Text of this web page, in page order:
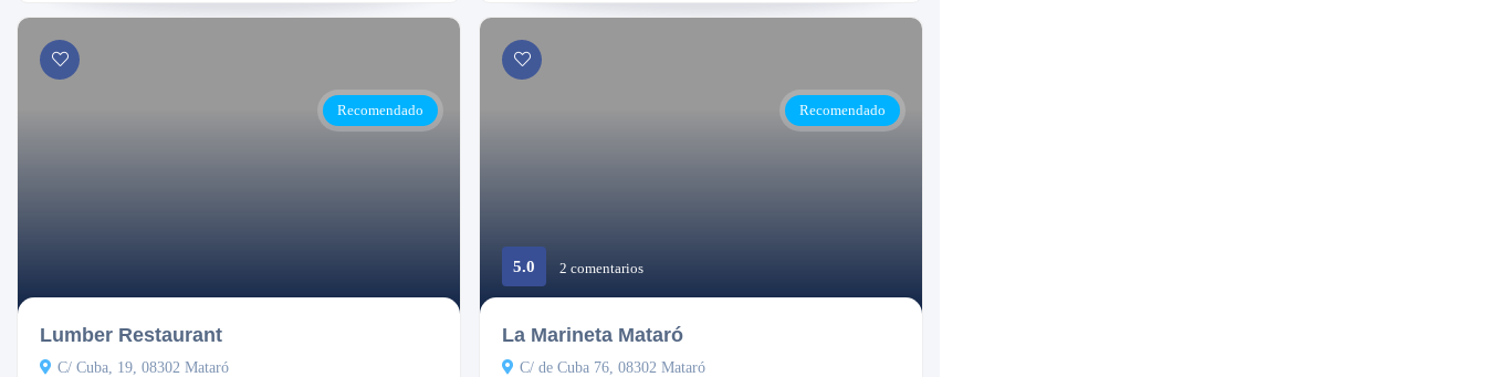
Recomendado
Lumber Restaurant
C/ Cuba, 19, 08302 Mataró
Recomendado
5.0 2 comentarios
La Marineta Mataró
C/ de Cuba 76, 08302 Mataró